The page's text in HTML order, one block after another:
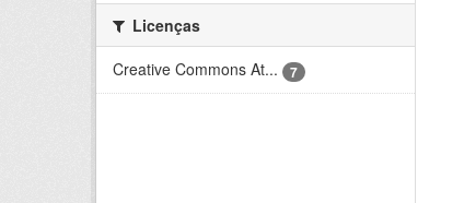
Licenças
Creative Commons At...
7